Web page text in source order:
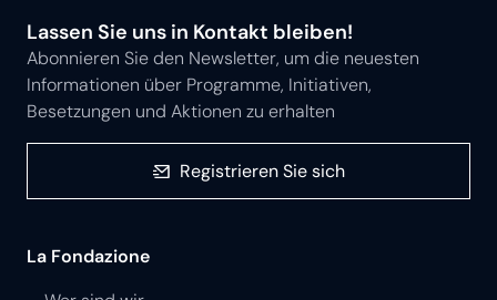
Lassen Sie uns in Kontakt bleiben!
Abonnieren Sie den Newsletter, um die neuesten
Informationen über Programme, Initiativen,
Besetzungen und Aktionen zu erhalten
Registrieren Sie sich
La Fondazione